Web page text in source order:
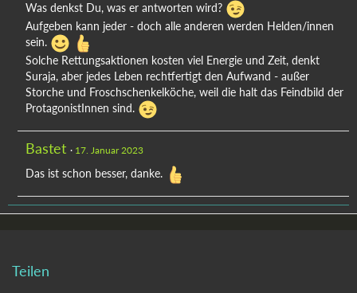
Was denkst Du, was er antworten wird?
Aufgeben kann jeder - doch alle anderen werden Helden/innen
sein.
Solche Rettungsaktionen kosten viel Energie und Zeit, denkt
Suraja, aber jedes Leben rechtfertigt den Aufwand - außer
Storche und Froschschenkelköche, weil die halt das Feindbild der
ProtagonistInnen sind.
Bastet 17. Januar 2023
Das ist schon besser, danke.
Teilen